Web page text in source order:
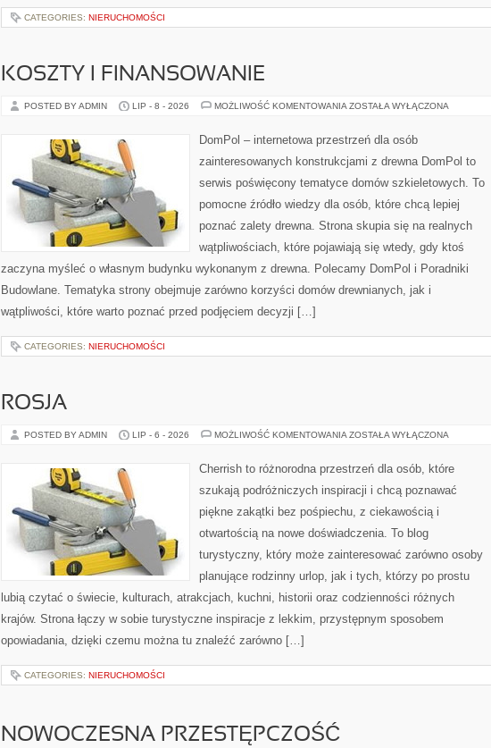
CATEGORIES: NIERUCHOMOŚCI
KOSZTY I FINANSOWANIE
POSTED BY ADMIN LIP - 8 - 2026 MOŻLIWOŚĆ KOMENTOWANIA KOSZTY
ZOSTAŁA WYŁĄCZONA
DomPol – internetowa przestrzeń dla osób
zainteresowanych konstrukcjami z drewna DomPol to
serwis poświęcony tematyce domów szkieletowych. To
pomocne źródło wiedzy dla osób, które chcą lepiej
poznać zalety drewna. Strona skupia się na realnych
wątpliwościach, które pojawiają się wtedy, gdy ktoś
zaczyna myśleć o własnym budynku wykonanym z drewna. Polecamy DomPol i Poradniki
Budowlane. Tematyka strony obejmuje zarówno korzyści domów drewnianych, jak i
wątpliwości, które warto poznać przed podjęciem decyzji […]
CATEGORIES: NIERUCHOMOŚCI
ROSJA
POSTED BY ADMIN LIP - 6 - 2026 MOŻLIWOŚĆ KOMENTOWANIA ROSJA
ZOSTAŁA WYŁĄCZONA
Cherrish to różnorodna przestrzeń dla osób, które
szukają podróżniczych inspiracji i chcą poznawać
piękne zakątki bez pośpiechu, z ciekawością i
otwartością na nowe doświadczenia. To blog
turystyczny, który może zainteresować zarówno osoby
planujące rodzinny urlop, jak i tych, którzy po prostu
lubią czytać o świecie, kulturach, atrakcjach, kuchni, historii oraz codzienności różnych
krajów. Strona łączy w sobie turystyczne inspiracje z lekkim, przystępnym sposobem
opowiadania, dzięki czemu można tu znaleźć zarówno […]
CATEGORIES: NIERUCHOMOŚCI
NOWOCZESNA PRZESTĘPCZOŚĆ